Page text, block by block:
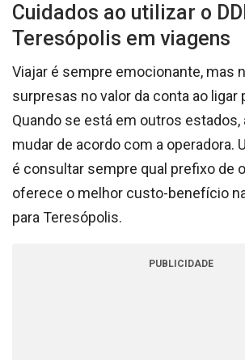
Cuidados ao utilizar o
Teresópolis em viagens
Viajar é sempre emocionante, mas
surpresas no valor da conta ao ligar
Quando se está em outros estados,
mudar de acordo com a operadora.
é consultar sempre qual prefixo de
oferece o melhor custo-benefício
para Teresópolis.
PUBLICIDADE